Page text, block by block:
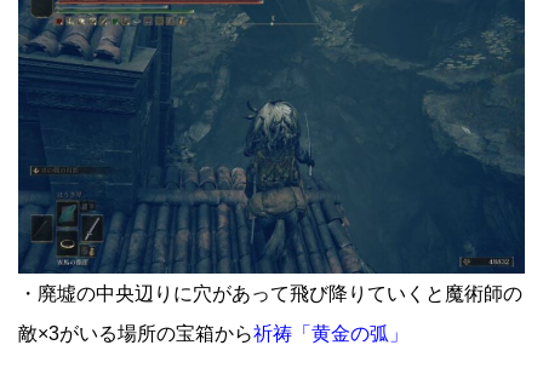
・廃墟の中央辺りに穴があって飛び降りていくと魔術師の
敵×3がいる場所の宝箱から祈祷「黄金の弧」